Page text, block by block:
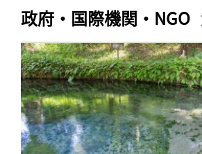
政府・国際機関・NGO